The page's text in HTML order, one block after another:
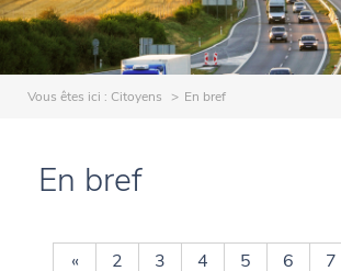
Vous êtes ici : Citoyens En bref
En bref
« 2 3 4 5 6 7